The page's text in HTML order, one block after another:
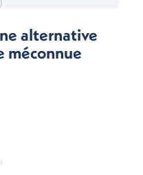
alternative
méconnue